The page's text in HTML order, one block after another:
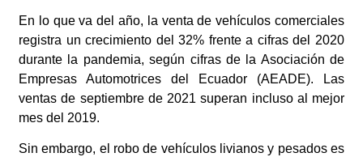
En lo que va del año, la venta de vehículos comerciales
registra un crecimiento del 32% frente a cifras del 2020
durante la pandemia, según cifras de la Asociación de
Empresas Automotrices del Ecuador (AEADE). Las
ventas de septiembre de 2021 superan incluso al mejor
mes del 2019.
Sin embargo, el robo de vehículos livianos y pesados es